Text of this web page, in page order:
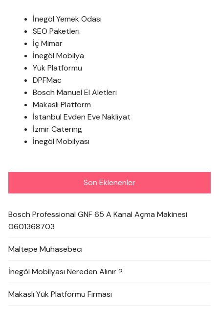
İnegöl Yemek Odası
SEO Paketleri
İç Mimar
İnegöl Mobilya
Yük Platformu
DPFMac
Bosch Manuel El Aletleri
Makaslı Platform
İstanbul Evden Eve Nakliyat
İzmir Catering
İnegöl Mobilyası
Son Eklenenler
Bosch Professional GNF 65 A Kanal Açma Makinesi
0601368703
Maltepe Muhasebeci
İnegöl Mobilyası Nereden Alınır ?
Makaslı Yük Platformu Firması